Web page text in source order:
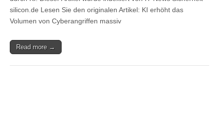
silicon.de Lesen Sie den originalen Artikel: KI erhöht das
Volumen von Cyberangriffen massiv
Read more →